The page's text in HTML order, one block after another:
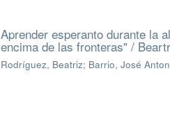
Aprender esperanto durante la
encima de las fronteras" /
Rodríguez, Beatriz; Barrio, José